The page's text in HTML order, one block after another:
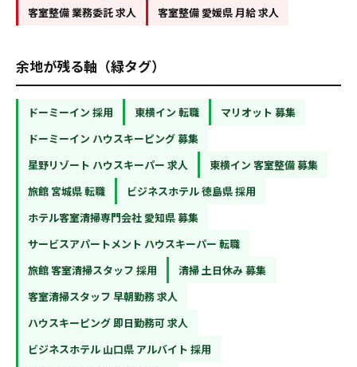
客室整備 業務委託 求人
客室整備 愛媛県 月給 求人
余地が残る軸（緑タグ）
ドーミーイン 採用 東横イン 転職
マリオット 募集
ドーミーイン ハウスキーピング 募集
星野リゾート ハウスキーパー 求人
東横イン 客室整備 募集
旅館 宮城県 転職
ビジネスホテル 徳島県 採用
ホテル客室清掃専門会社 愛知県 募集
サービスアパートメント ハウスキーパー 転職
旅館 客室清掃スタッフ 採用
清掃 土日休み 募集
客室清掃スタッフ 早朝勤務 求人
ハウスキーピング 即日勤務可 求人
ビジネスホテル 山口県 アルバイト 採用